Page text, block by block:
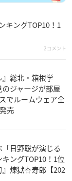
キングTOP10！1
2コメント
』総北・箱根学
ジャージが部屋
でルームウェア全
売
日野聡が演じる
ングTOP10！1位
煉󠄁獄杏寿郎【202